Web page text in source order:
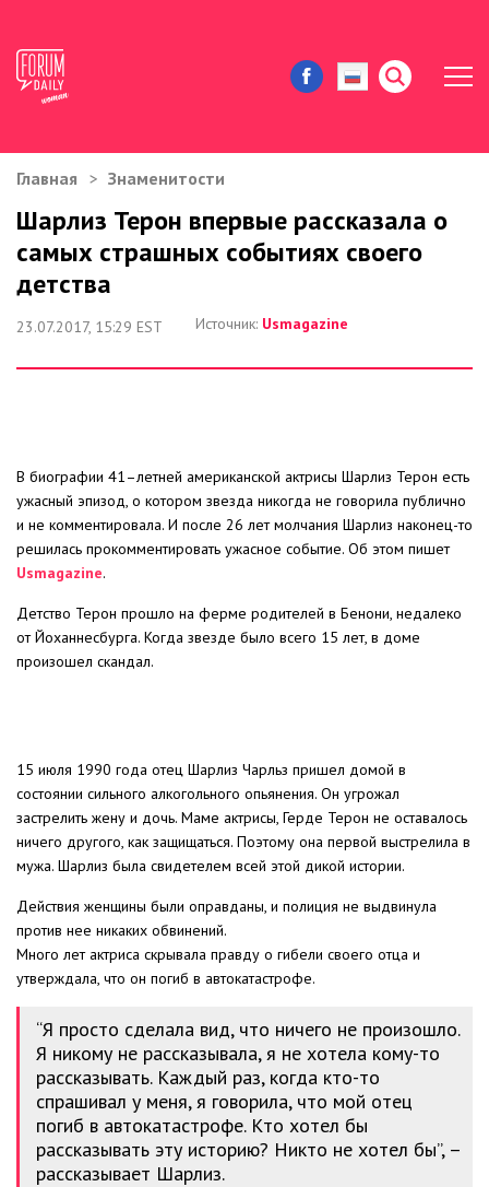
ИММИГРАЦИЯ В США
ЗНАМЕНИТОСТИ
ДОМ И ЕДА
Главная Знаменитости
Шарлиз Терон впервые рассказала о
самых страшных событиях своего
детства
23.07.2017, 15:29 EST Источник: Usmagazine
В биографии 41–летней американской актрисы Шарлиз Терон есть
ужасный эпизод, о котором звезда никогда не говорила публично
и не комментировала. И после 26 лет молчания Шарлиз наконец-то
решилась прокомментировать ужасное событие. Об этом пишет
Usmagazine.
Детство Терон прошло на ферме родителей в Бенони, недалеко
от Йоханнесбурга. Когда звезде было всего 15 лет, в доме
произошел скандал.
15 июля 1990 года отец Шарлиз Чарльз пришел домой в
состоянии сильного алкогольного опьянения. Он угрожал
застрелить жену и дочь. Маме актрисы, Герде Терон не оставалось
ничего другого, как защищаться. Поэтому она первой выстрелила в
мужа. Шарлиз была свидетелем всей этой дикой истории.
Действия женщины были оправданы, и полиция не выдвинула
против нее никаких обвинений.
Много лет актриса скрывала правду о гибели своего отца и
утверждала, что он погиб в автокатастрофе.
“Я просто сделала вид, что ничего не произошло.
Я никому не рассказывала, я не хотела кому-то
рассказывать. Каждый раз, когда кто-то
спрашивал у меня, я говорила, что мой отец
погиб в автокатастрофе. Кто хотел бы
рассказывать эту историю? Никто не хотел бы”, –
рассказывает Шарлиз.